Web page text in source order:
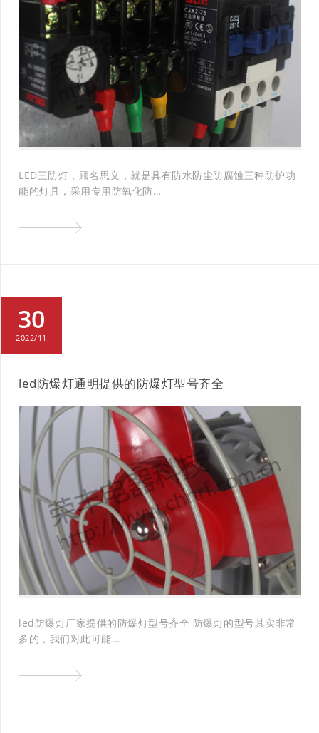
LED三防灯，顾名思义，就是具有防水防尘防腐蚀三种防护功
能的灯具，采用专用防氧化防…
30
2022/11
led防爆灯通明提供的防爆灯型号齐全
led防爆灯厂家提供的防爆灯型号齐全 防爆灯的型号其实非常
多的，我们对此可能…